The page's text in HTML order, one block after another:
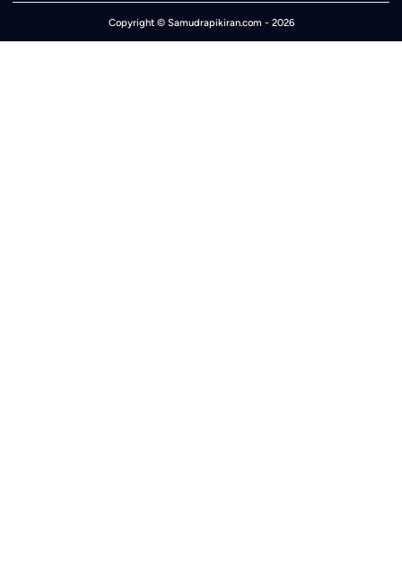
Copyright © Samudrapikiran.com - 2026